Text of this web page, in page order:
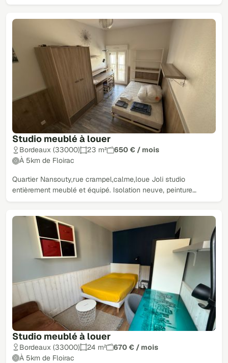
Studio meublé à louer
Bordeaux (33000) 23 m²
650 € / mois
À 5km de Floirac
Quartier Nansouty,rue crampel,calme,loue Joli studio
entièrement meublé et équipé. Isolation neuve, peinture…
Studio meublé à louer
Bordeaux (33000) 24 m²
670 € / mois
À 5km de Floirac